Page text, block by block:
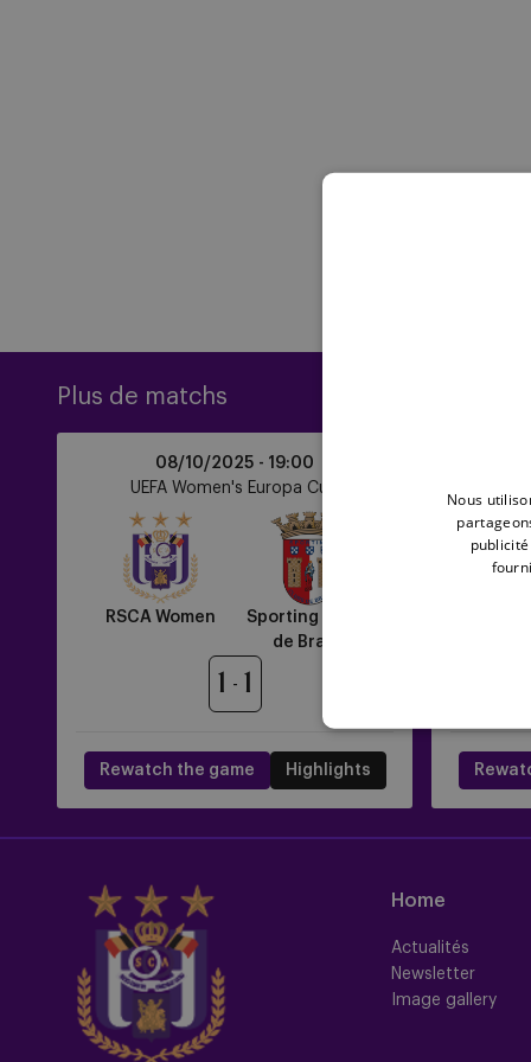
Plus de matchs
Sporting
08/10/2025 - 19:00
UEFA Women's Europa Cup
RSCA Women
1 1
Sporting Clube
de Braga
Rewatch the game Highlights
vs
RSCA
Women
Home
Actualités
Newsletter
Image gallery
Nous